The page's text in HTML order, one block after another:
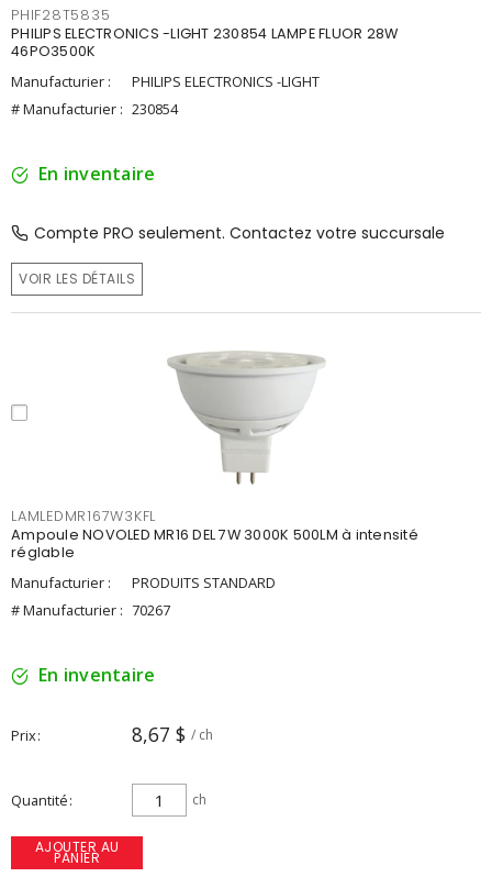
PHIF28T5835
PHILIPS ELECTRONICS -LIGHT 230854 LAMPE FLUOR 28W
46PO3500K
Manufacturier :
PHILIPS ELECTRONICS -LIGHT
# Manufacturier : 230854
En inventaire
Compte PRO seulement. Contactez votre succursale
VOIR LES DÉTAILS
LAMLEDMR167W3KFL
Ampoule NOVOLED MR16 DEL 7W 3000K 500LM à intensité
réglable
Manufacturier :
PRODUITS STANDARD
# Manufacturier : 70267
En inventaire
Prix 8,67 $ / ch
Quantité ch
AJOUTER AU
PANIER